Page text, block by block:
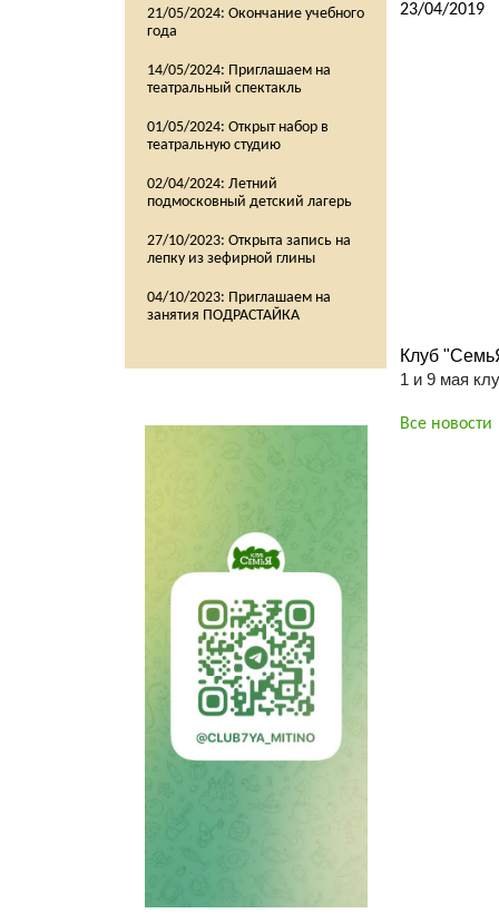
21/05/2024: Окончание учебного
года
14/05/2024: Приглашаем на
театральный спектакль
01/05/2024: Открыт набор в
театральную студию
02/04/2024: Летний
подмосковный детский лагерь
27/10/2023: Открыта запись на
лепку из зефирной глины
04/10/2023: Приглашаем на
занятия ПОДРАСТАЙКА
23/04/2019
Клуб
1 и 9 мая
Все новости